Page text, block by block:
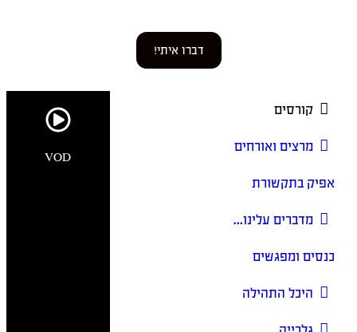
דברו איתי!
קורסים
מרצים ואורחים
אפיק בתקשורת
מדברים עלינו…
כנסים ומפגשים
היכל התהילה
VOD